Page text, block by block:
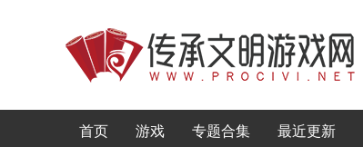
首页 游戏 专题合集 最近更新